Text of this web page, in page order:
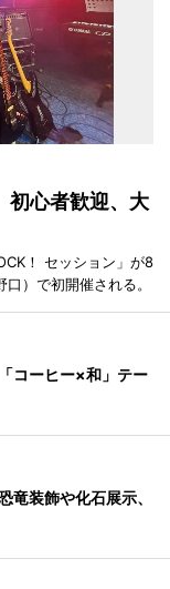
心者歓迎、大
！ セッション」が8
）で初開催される。
コーヒー×和」テー
装飾や化石展示、